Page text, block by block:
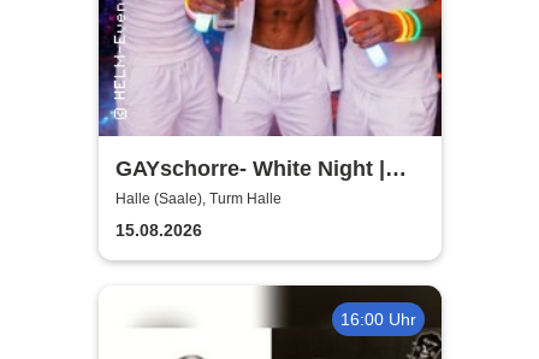
GAYschorre- White Night |
Turm in Halle
Halle (Saale), Turm Halle
15.08.2026
16:00 Uhr